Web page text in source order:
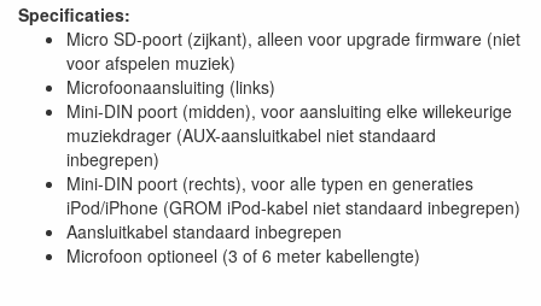
Specificaties:
Micro SD-poort (zijkant), alleen voor upgrade firmware (niet
voor afspelen muziek)
Microfoonaansluiting (links)
Mini-DIN poort (midden), voor aansluiting elke willekeurige
muziekdrager (AUX-aansluitkabel niet standaard
inbegrepen)
Mini-DIN poort (rechts), voor alle typen en generaties
iPod/iPhone (GROM iPod-kabel niet standaard inbegrepen)
Aansluitkabel standaard inbegrepen
Microfoon optioneel (3 of 6 meter kabellengte)